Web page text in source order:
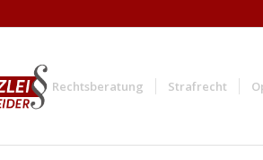
Rechtsberatung Strafrecht